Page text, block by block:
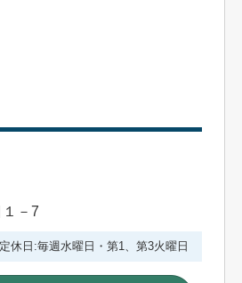
－7
休日:毎週水曜日・第1、第3火曜日